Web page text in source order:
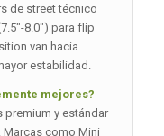
de street técnico
8.0″) para flip
van hacia
estabilidad.
mejores?
premium y estándar
Marcas como Mini